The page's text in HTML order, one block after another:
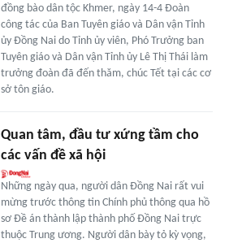
đồng bào dân tộc Khmer, ngày 14-4 Đoàn
công tác của Ban Tuyên giáo và Dân vận Tỉnh
ủy Đồng Nai do Tỉnh ủy viên, Phó Trưởng ban
Tuyên giáo và Dân vận Tỉnh ủy Lê Thị Thái làm
trưởng đoàn đã đến thăm, chúc Tết tại các cơ
sở tôn giáo.
Quan tâm, đầu tư xứng tầm cho
các vấn đề xã hội
Những ngày qua, người dân Ðồng Nai rất vui
mừng trước thông tin Chính phủ thông qua hồ
sơ Ðề án thành lập thành phố Ðồng Nai trực
thuộc Trung ương. Người dân bày tỏ kỳ vọng,